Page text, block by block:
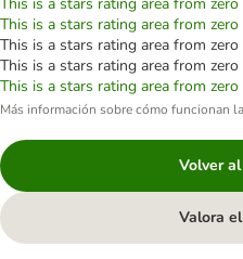
This is a stars rating area from
This is a stars rating area from
This is a stars rating area from
This is a stars rating area from
Más información sobre cómo funcionan
Volver
Valora